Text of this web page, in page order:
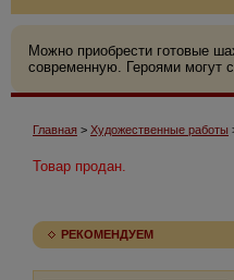
Можно приобрести готовые
современную. Героями могут
Главная > Художественные работы
Товар продан.
РЕКОМЕНДУЕМ